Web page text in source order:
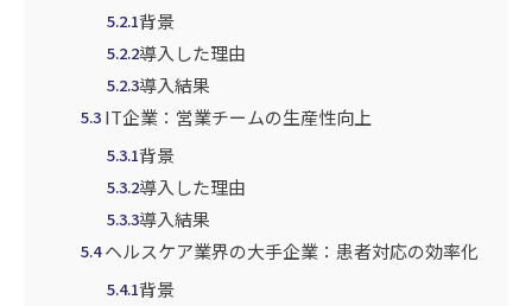
5.2.1背景
5.2.2導入した理由
5.2.3導入結果
5.3 IT企業：営業チームの生産性向上
5.3.1背景
5.3.2導入した理由
5.3.3導入結果
5.4 ヘルスケア業界の大手企業：患者対応の効率化
5.4.1背景